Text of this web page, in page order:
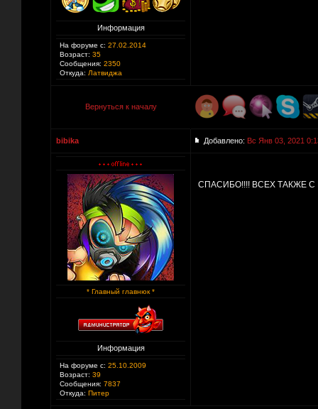
Информация
На форуме с: 27.02.2014
Возраст: 35
Сообщения: 2350
Откуда: Латвиджа
Вернуться к началу
bibika Добавлено: Вс Янв 03, 2021
* Главный главнюк *
Информация
На форуме с: 25.10.2009
Возраст: 39
Сообщения: 7837
Откуда: Питер
СПАСИБО!!!! ВСЕХ ТАКЖЕ